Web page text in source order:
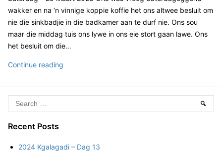
o
i
e
s
N
o
o
d
–
a
8
wakker en na ‘n vinnige koppie koffie het ons altwee besluit om
nie die sinkbadjie in die badkamer aan te durf nie. Ons sou
maar die middag tuis ons lywe in ons eie stort gaan lawe. Ons
het besluit om die…
Continue reading
2
N
r
e
a
c
Recent Posts
2024 Kgalagadi – Dag 13